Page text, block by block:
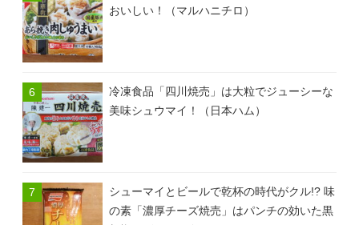
おいしい！（マルハニチロ）
冷凍食品「四川焼売」は大粒でジューシーな
美味シュウマイ！（日本ハム）
シューマイとビールで乾杯の時代がクル!? 味
の素「濃厚チーズ焼売」はパンチの効いた黒